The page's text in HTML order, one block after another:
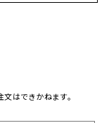
はできかねます。